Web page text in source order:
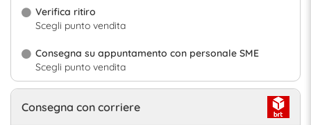
Verifica ritiro
Scegli punto vendita
Consegna su appuntamento con personale SME
Scegli punto vendita
Consegna con corriere